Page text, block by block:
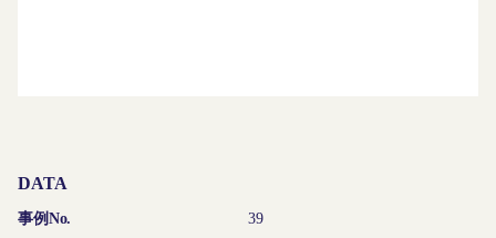
DATA
事例No.
39